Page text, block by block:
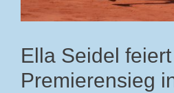
Ella Seidel feiert
Premierensieg